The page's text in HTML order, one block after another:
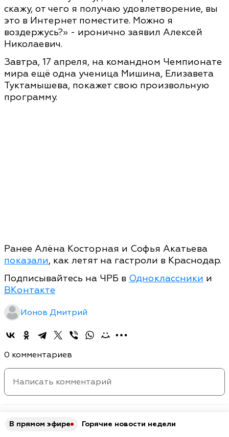
скажу, от чего я получаю удовлетворение, вы
это в Интернет поместите. Можно я
воздержусь?» - иронично заявил Алексей
Николаевич.
Завтра, 17 апреля, на командном Чемпионате
мира ещё одна ученица Мишина, Елизавета
Туктамышева, покажет свою произвольную
программу.
Ранее Алёна Косторная и Софья Акатьева
показали, как летят на гастроли в Краснодар.
Подписывайтесь на ЧРБ в Одноклассники и
ВКонтакте
Ионов Дмитрий
0 комментариев
В прямом эфире Горячие новости недели